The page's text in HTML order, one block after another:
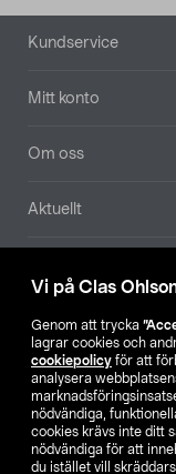
Vi på Clas
Genom att trycka
lagrar cookies och
cookiepolicy för att
analysera
nödvändiga,
cookies krävs inte ditt
nödvändiga för att
du istället vill
Sidfot
Kundservice
Mitt konto
Om oss
Aktuellt